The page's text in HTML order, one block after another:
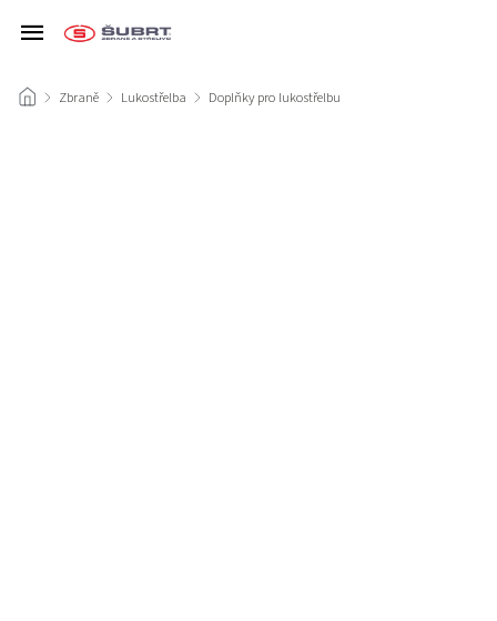
/ Zbraně / Lukostřelba / Doplňky pro lukostřelbu